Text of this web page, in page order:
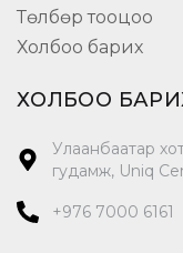
Төлбөр тооцоо
Холбоо барих
ХОЛБОО
Улаанбаатар
гудамж, Uniq
+976 7000 6161